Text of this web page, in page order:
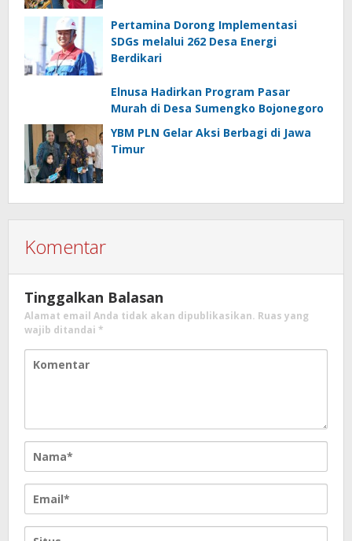
Pertamina Dorong Implementasi
SDGs melalui 262 Desa Energi
Berdikari
Elnusa Hadirkan Program Pasar
Murah di Desa Sumengko Bojonegoro
YBM PLN Gelar Aksi Berbagi di Jawa
Timur
Komentar
Tinggalkan Balasan
Alamat email Anda tidak akan dipublikasikan. Ruas yang
wajib ditandai *